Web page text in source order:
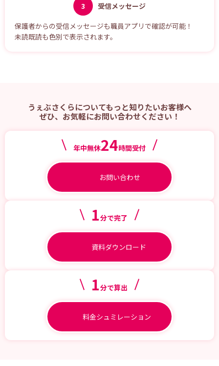
3 受信メッセージ
保護者からの受信メッセージも職員アプリで確認が可能！
未読既読も色別で表示されます。
うぇぶさくらについてもっと知りたいお客様へ
ぜひ、お気軽にお問い合わせください！
年中無休24時間受付
お問い合わせ
1分で完了
資料ダウンロード
1分で算出
料金シュミレーション